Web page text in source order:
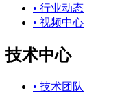
• 行业动态
• 视频中心
技术中心
• 技术团队